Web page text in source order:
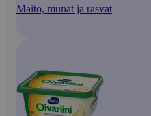
Maito, munat ja rasvat